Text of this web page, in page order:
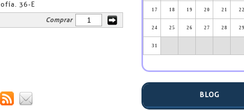
36-E
Comprar
17 18 19 20 21 22
24 25 26 27 28 29
31
BLOG